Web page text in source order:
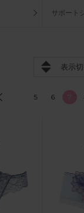
サポート
表示
5 6 7